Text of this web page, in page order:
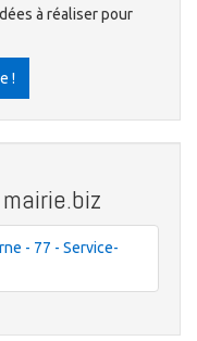
à réaliser pour
!
- 77 - Service-